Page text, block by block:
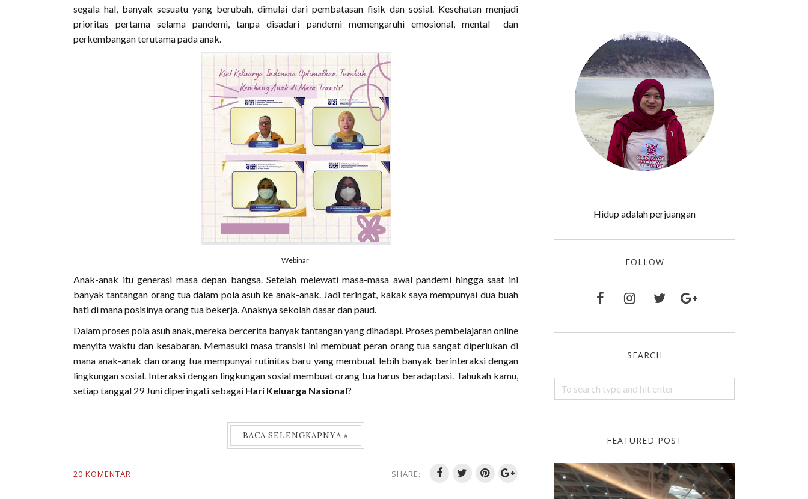
segala hal, banyak sesuatu yang berubah, dimulai dari pembatasan fisik dan sosial. Kesehatan menjadi
prioritas pertama selama pandemi, tanpa disadari pandemi memengaruhi emosional, mental dan
perkembangan terutama pada anak.
Webinar
Anak-anak itu generasi masa depan bangsa. Setelah melewati masa-masa awal pandemi hingga saat ini
banyak tantangan orang tua dalam pola asuh ke anak-anak. Jadi teringat, kakak saya mempunyai dua buah
hati di mana posisinya orang tua bekerja. Anaknya sekolah dasar dan paud.
Dalam proses pola asuh anak, mereka bercerita banyak tantangan yang dihadapi. Proses pembelajaran online
menyita waktu dan kesabaran. Memasuki masa transisi ini membuat peran orang tua sangat diperlukan di
mana anak-anak dan orang tua mempunyai rutinitas baru yang membuat lebih banyak berinteraksi dengan
lingkungan sosial. Interaksi dengan lingkungan sosial membuat orang tua harus beradaptasi. Tahukah kamu,
setiap tanggal 29 Juni diperingati sebagai Hari Keluarga Nasional?
BACA SELENGKAPNYA »
20 KOMENTAR SHARE:
Hidup adalah perjuangan
FOLLOW
SEARCH
FEATURED POST